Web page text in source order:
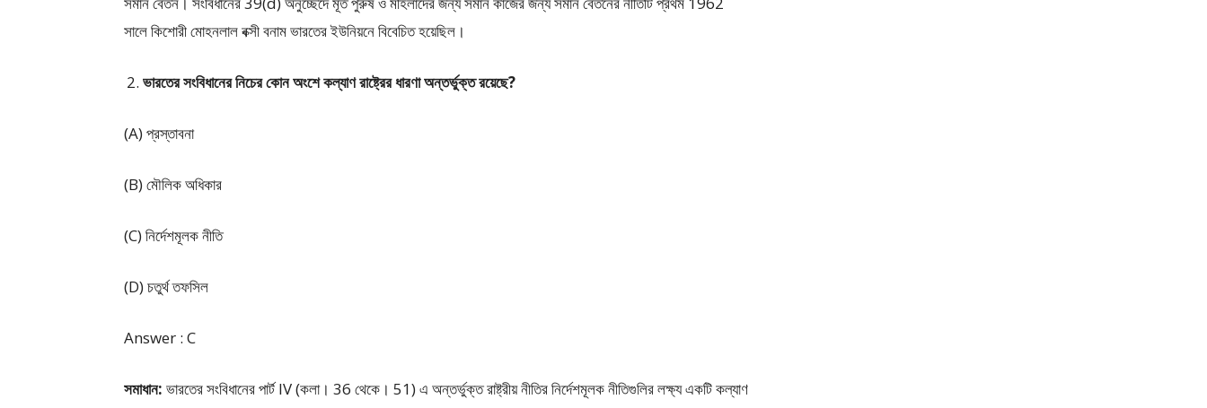
সালে কিশোরী মোহনলাল বক্সী বনাম ভারতের ইউনিয়নে বিবেচিত হয়েছিল।
ভারতের সংবিধানের নিচের কোন অংশে কল্যাণ রাষ্ট্রের ধারণা অন্তর্ভুক্ত রয়েছে?
(A) প্রস্তাবনা
(B) মৌলিক অধিকার
(C) নির্দেশমূলক নীতি
(D) চতুর্থ তফসিল
Answer : C
সমাধান: ভারতের সংবিধানের পার্ট IV (কলা। 36 থেকে। 51) এ অন্তর্ভুক্ত রাষ্ট্রীয় নীতির নির্দেশমূলক নীতিগুলির লক্ষ্য একটি কল্যাণ